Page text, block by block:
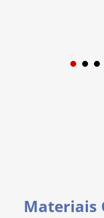
Materiais